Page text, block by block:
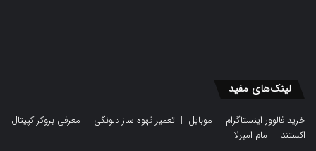
لینک‌های مفید
خرید فالوور اینستاگرام | موبایل | تعمیر قهوه ساز دلونگی | معرفی بروکر کپیتال
اکستند | مام امبرلا